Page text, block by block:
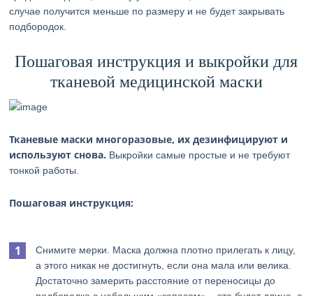
случае получится меньше по размеру и не будет закрывать
подбородок.
Пошаговая инструкция и выкройки для
тканевой медицинской маски
Тканевые маски многоразовые, их дезинфицируют и
используют снова. Выкройки самые простые и не требуют
тонкой работы.
Пошаговая инструкция:
Снимите мерки. Маска должна плотно прилегать к лицу,
а этого никак не достигнуть, если она мала или велика.
Достаточно замерить расстояние от переносицы до